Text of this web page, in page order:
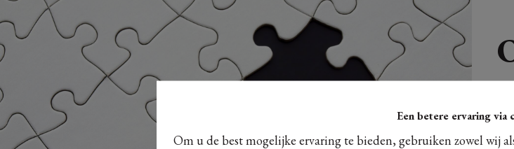
Een betere ervaring via
Om u de best mogelijke ervaring te bieden, gebruiken zowel wij